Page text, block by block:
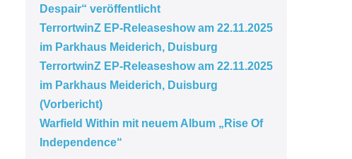
Despair“ veröffentlicht
TerrortwinZ EP-Releaseshow am 22.11.2025
im Parkhaus Meiderich, Duisburg
TerrortwinZ EP-Releaseshow am 22.11.2025
im Parkhaus Meiderich, Duisburg
(Vorbericht)
Warfield Within mit neuem Album „Rise Of
Independence“